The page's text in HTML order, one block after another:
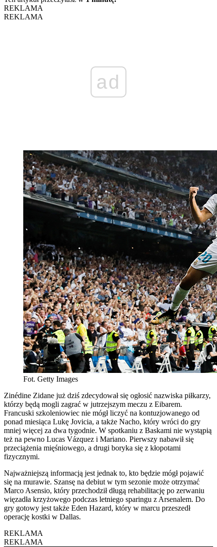
REKLAMA
REKLAMA
ad
Fot. Getty Images
Zinédine Zidane już dziś zdecydował się ogłosić nazwiska piłkarzy,
którzy będą mogli zagrać w jutrzejszym meczu z Eibarem.
Francuski szkoleniowiec nie mógł liczyć na kontuzjowanego od
ponad miesiąca Lukę Jovicia, a także Nacho, który wróci do gry
mniej więcej za dwa tygodnie. W spotkaniu z Baskami nie wystąpią
też na pewno Lucas Vázquez i Mariano. Pierwszy nabawił się
przeciążenia mięśniowego, a drugi boryka się z kłopotami
fizycznymi.
Najważniejszą informacją jest jednak to, kto będzie mógł pojawić
się na murawie. Szansę na debiut w tym sezonie może otrzymać
Marco Asensio, który przechodził długą rehabilitację po zerwaniu
więzadła krzyżowego podczas letniego sparingu z Arsenalem. Do
gry gotowy jest także Eden Hazard, który w marcu przeszedł
operację kostki w Dallas.
REKLAMA
REKLAMA